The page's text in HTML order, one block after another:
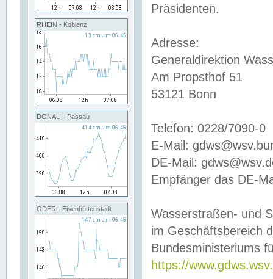
RHEIN - Koblenz
DONAU - Passau
ODER - Eisenhüttenstadt
Präsidenten.
Adresse:
Generaldirektion
Am Propsthof 51
53121 Bonn
Telefon: 0228/7090-0
E-Mail:
DE-Mail:
Empfänger das DE-
Wasserstraßen- und
im Geschäftsbereich
Bundesministeriums
https://